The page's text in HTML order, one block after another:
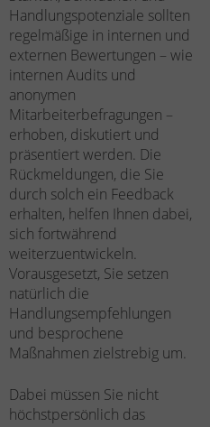
Handlungspotenziale sollten
regelmäßige in internen und
externen Bewertungen – wie
internen Audits und
anonymen
Mitarbeiterbefragungen –
erhoben, diskutiert und
präsentiert werden. Die
Rückmeldungen, die Sie
durch solch ein Feedback
erhalten, helfen Ihnen dabei,
sich fortwährend
weiterzuentwickeln.
Vorausgesetzt, Sie setzen
natürlich die
Handlungsempfehlungen
und besprochene
Maßnahmen zielstrebig um.
Dabei müssen Sie nicht
höchstpersönlich das